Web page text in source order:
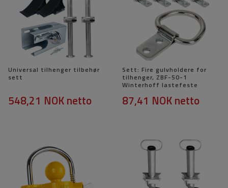
Universal tilhenger tilbehør
sett
548,21 NOKnetto
Sett: Fire gulvholdere for
tilhenger, ZBF-50-1
Winterhoff lastefeste
87,41 NOKnetto